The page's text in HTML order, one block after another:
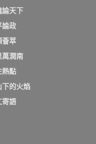
論天下
論政
薈萃
萬潤南
熱點
下的火焰
寄語